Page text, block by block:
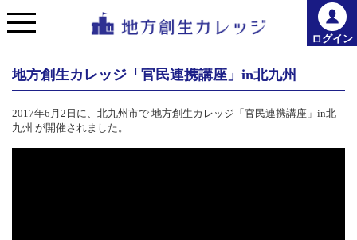
ログイン
地方創生カレッジ「官民連携講座」in北九州
2017年6月2日に、北九州市で 地方創生カレッジ「官民連携講座」in北
九州 が開催されました。